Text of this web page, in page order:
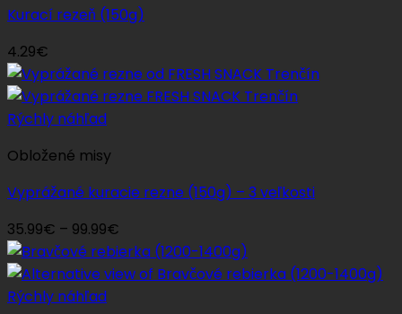
Kurací rezeň (150g)
4.29€
Rýchly náhľad
Obložené misy
Vyprážané kuracie rezne (150g) – 3 veľkosti
35.99€ – 99.99€
range:
35.99€
Rýchly náhľad